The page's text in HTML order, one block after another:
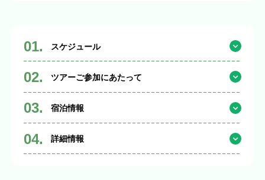
01. スケジュール
02. ツアーご参加にあたって
03. 宿泊情報
04. 詳細情報